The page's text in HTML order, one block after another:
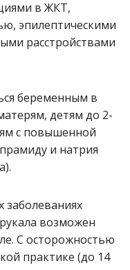
в ЖКТ,
эпилептическими
расстройствами
беременным в
детям до 2-
с повышенной
и натрия
возможен
С осторожностью
практике (до 14